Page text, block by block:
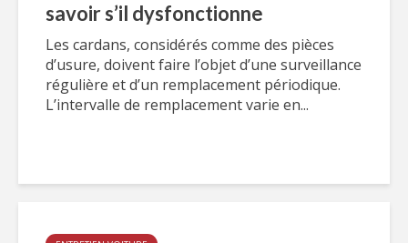
savoir s’il dysfonctionne
Les cardans, considérés comme des pièces
d’usure, doivent faire l’objet d’une surveillance
régulière et d’un remplacement périodique.
L’intervalle de remplacement varie en...